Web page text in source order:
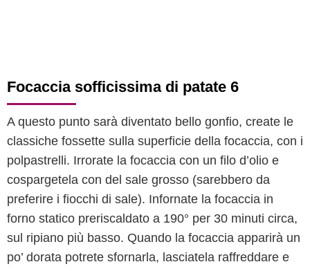
Focaccia sofficissima di patate 6
A questo punto sarà diventato bello gonfio, create le
classiche fossette sulla superficie della focaccia, con i
polpastrelli. Irrorate la focaccia con un filo d’olio e
cospargetela con del sale grosso (sarebbero da
preferire i fiocchi di sale). Infornate la focaccia in
forno statico preriscaldato a 190° per 30 minuti circa,
sul ripiano più basso. Quando la focaccia apparirà un
po’ dorata potrete sfornarla, lasciatela raffreddare e